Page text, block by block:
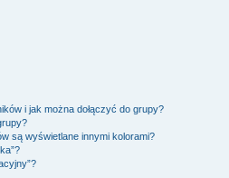
i jak można dołączyć do grupy?
są wyświetlane innymi kolorami?